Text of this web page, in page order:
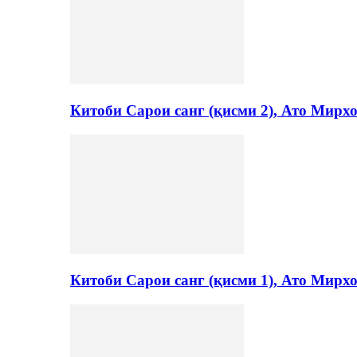
Китоби Сарои санг (қисми 2), Ато
Китоби Сарои санг (қисми 1), Ато